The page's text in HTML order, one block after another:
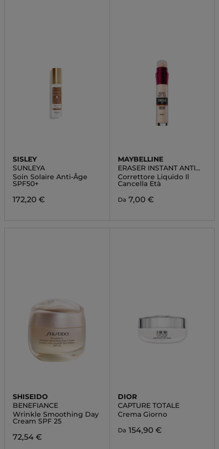
SISLEY
SUNLEYA
Soin Solaire Anti-Âge
SPF50+
172,20 €
MAYBELLINE
ERASER INSTANT ANTI
AGE
Correttore Liquido Il
Cancella Età
Da 7,00 €
SHISEIDO
BENEFIANCE
Wrinkle Smoothing Day
Cream SPF 25
72,54 €
DIOR
CAPTURE TOTALE
Crema Giorno
Da 154,90 €